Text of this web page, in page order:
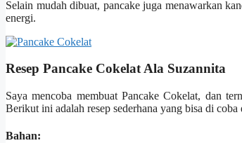
Selain mudah dibuat, pancake juga menawarkan
energi.
Resep Pancake Cokelat Ala Suzannita
Saya mencoba membuat Pancake Cokelat, dan
Berikut ini adalah resep sederhana yang bisa di coba
Bahan: